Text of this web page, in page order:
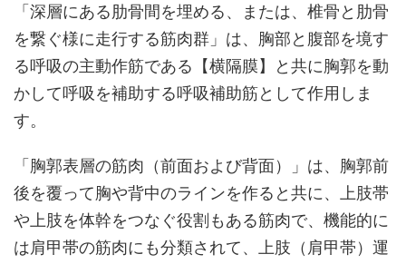
「深層にある肋骨間を埋める、または、椎骨と肋骨
を繋ぐ様に走行する筋肉群」は、胸部と腹部を境す
る呼吸の主動作筋である【横隔膜】と共に胸郭を動
かして呼吸を補助する呼吸補助筋として作用しま
す。
「胸郭表層の筋肉（前面および背面）」は、胸郭前
後を覆って胸や背中のラインを作ると共に、上肢帯
や上肢を体幹をつなぐ役割もある筋肉で、機能的に
は肩甲帯の筋肉にも分類されて、上肢（肩甲帯）運